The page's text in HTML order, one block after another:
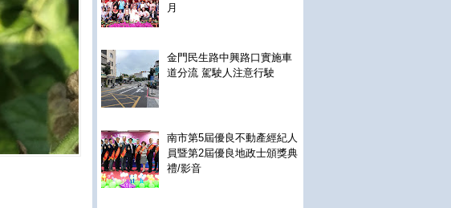
月
金門民生路中興路口實施車
道分流 駕駛人注意行駛
南市第5屆優良不動產經紀人
員暨第2屆優良地政士頒獎典
禮/影音